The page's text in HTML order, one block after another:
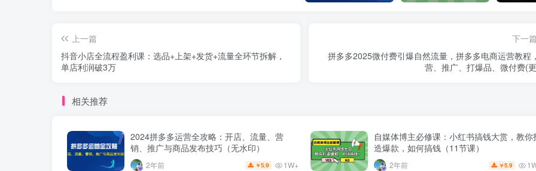
上一篇
抖音小店全流程盈利课：选品+上架+发货+流量全环节拆解，
单店利润破3万
下一
拼多多2025微付费引爆自然流量，拼多多电商运营教程
营、推广、打爆品、微付费(
相关推荐
2024拼多多运营全攻略：开店、流量、营
销、推广与商品发布技巧（无水印）
2年前 ￥5.9 1W+
自媒体博主必修课：小红书搞钱大赏，教你
造爆款，如何搞钱（11节课）
2年前 ￥5.9